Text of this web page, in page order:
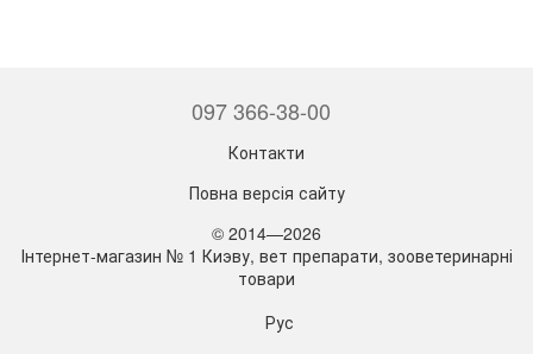
097 366-38-00
Контакти
Повна версія сайту
© 2014—2026
Інтернет-магазин № 1 Киэву, вет препарати, зооветеринарні
товари
Рус